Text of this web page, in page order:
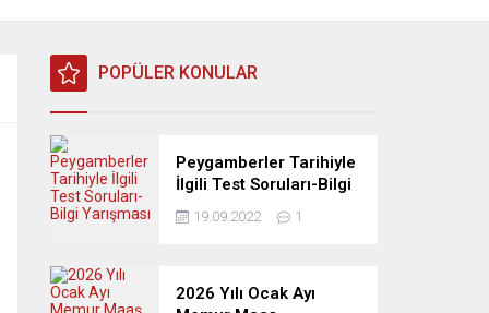
POPÜLER KONULAR
Peygamberler Tarihiyle
İlgili Test Soruları-Bilgi
Yarışması
19.09.2022 1
2026 Yılı Ocak Ayı